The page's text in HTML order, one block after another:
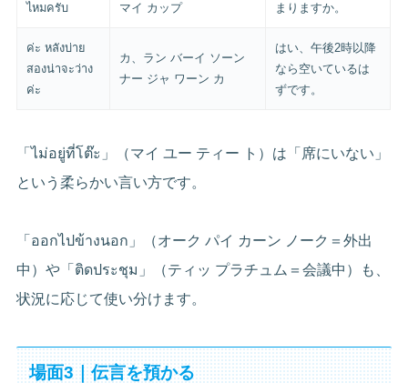
ไหมครับ
マイ カップ
まりますか。
ค่ะ หลังบ่าย
สองน่าจะว่าง
ค่ะ
カ、ラン バーイ ソーン
ナー ジャ ワーン カ
はい、午後2時以降
なら空いているは
ずです。
「ไม่อยู่ที่โต๊ะ」（マイ ユー ティー ト）は「席にいない」
という柔らかい言い方です。
「ออกไปข้างนอก」（オーク パイ カーン ノーク＝外出
中）や「ติดประชุม」（ティッ プラチュム＝会議中）も、
状況に応じて使い分けます。
場面3｜伝言を預かる